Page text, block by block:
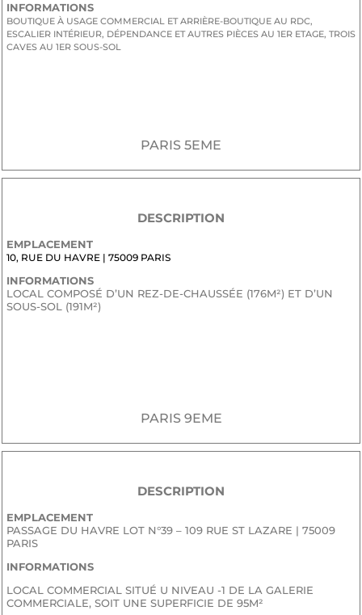
INFORMATIONS
BOUTIQUE À USAGE COMMERCIAL ET ARRIÈRE-BOUTIQUE AU RDC,
ESCALIER INTÉRIEUR, DÉPENDANCE ET AUTRES PIÈCES AU 1ER ETAGE, TROIS
CAVES AU 1ER SOUS-SOL
PARIS 5EME
DESCRIPTION
EMPLACEMENT
10, RUE DU HAVRE | 75009 PARIS
INFORMATIONS
LOCAL COMPOSÉ D’UN REZ-DE-CHAUSSÉE (176M²) ET D’UN
SOUS-SOL (191M²)
PARIS 9EME
DESCRIPTION
EMPLACEMENT
PASSAGE DU HAVRE LOT N°39 – 109 RUE ST LAZARE | 75009
PARIS
INFORMATIONS
LOCAL COMMERCIAL SITUÉ U NIVEAU -1 DE LA GALERIE
COMMERCIALE, SOIT UNE SUPERFICIE DE 95M²